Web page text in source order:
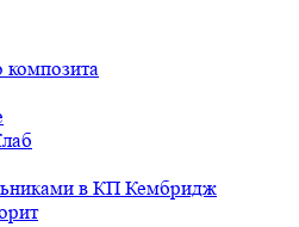
композита
в КП Кембридж